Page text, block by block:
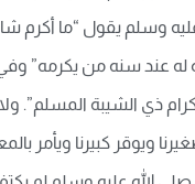
عليه وسلم يقول “ما
له عند سنه من يكرمه”
ذي الشيبة المسلم”.
ويوقر كبيرنا ويأمر